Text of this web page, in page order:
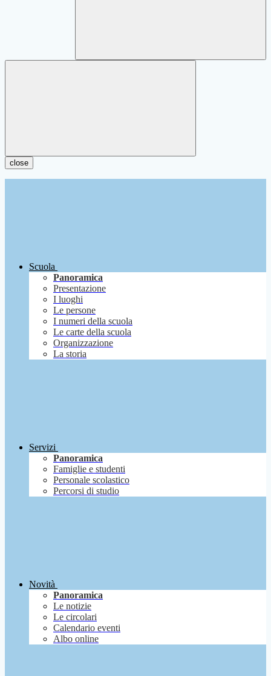
close
Scuola
Panoramica
Presentazione
I luoghi
Le persone
I numeri della scuola
Le carte della scuola
Organizzazione
La storia
Servizi
Panoramica
Famiglie e studenti
Personale scolastico
Percorsi di studio
Novità
Panoramica
Le notizie
Le circolari
Calendario eventi
Albo online